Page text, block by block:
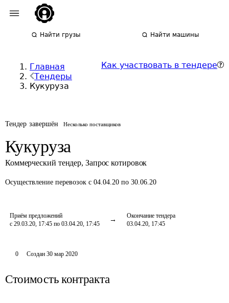
Найти грузы Найти машины
Главная
Тендеры
Кукуруза
Как участвовать в тендере
Тендер завершён Несколько поставщиков
Кукуруза
Коммерческий тендер, Запрос котировок
Осуществление перевозок с 04.04.20 по 30.06.20
Приём предложений
с 29.03.20, 17:45 по 03.04.20, 17:45
Окончание тендера
03.04.20, 17:45
0 Создан 30 мар 2020
Стоимость контракта